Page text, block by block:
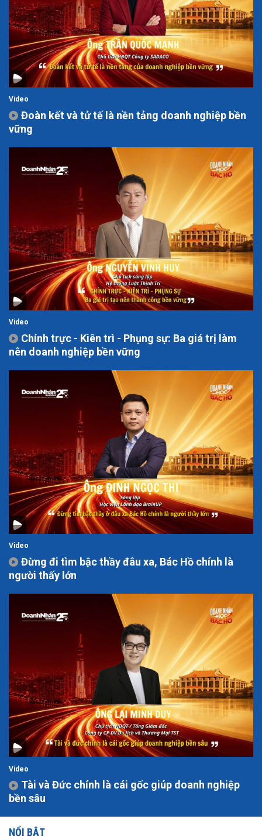
Video
Đoàn kết và tử tế là nền tảng doanh nghiệp bền
vững
Video
Chính trực - Kiên trì - Phụng sự: Ba giá trị làm
nên doanh nghiệp bền vững
Video
Đừng đi tìm bậc thầy đâu xa, Bác Hồ chính là
người thấy lớn
Video
Tài và Đức chính là cái gốc giúp doanh nghiệp
bền sâu
NỔI BẬT